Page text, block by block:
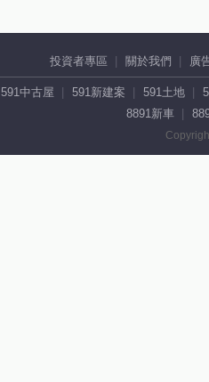
投資者專區 關於我們 廣
591中古屋 591新建案 591土地
8891新車